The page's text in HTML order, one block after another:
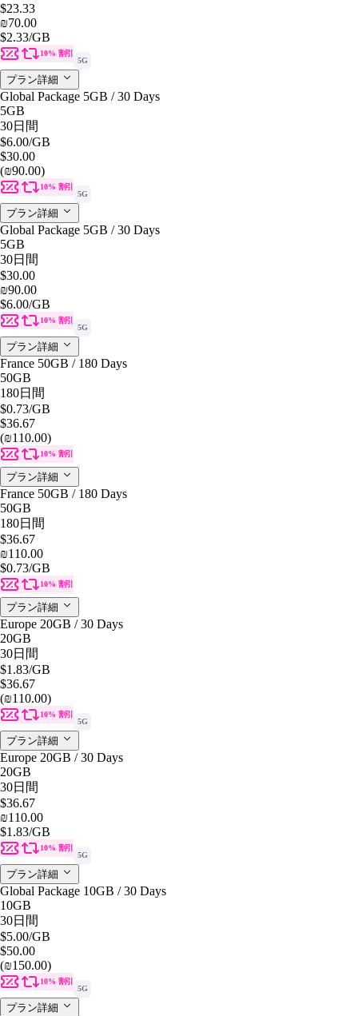
$23.33
₪70.00
$2.33/GB
10% 割引
5G
プラン詳細
Global Package 5GB / 30 Days
5GB
30日間
$6.00/GB
$30.00
(₪90.00)
10% 割引
5G
プラン詳細
Global Package 5GB / 30 Days
5GB
30日間
$30.00
₪90.00
$6.00/GB
10% 割引
5G
プラン詳細
France 50GB / 180 Days
50GB
180日間
$0.73/GB
$36.67
(₪110.00)
10% 割引
プラン詳細
France 50GB / 180 Days
50GB
180日間
$36.67
₪110.00
$0.73/GB
10% 割引
プラン詳細
Europe 20GB / 30 Days
20GB
30日間
$1.83/GB
$36.67
(₪110.00)
10% 割引
5G
プラン詳細
Europe 20GB / 30 Days
20GB
30日間
$36.67
₪110.00
$1.83/GB
10% 割引
5G
プラン詳細
Global Package 10GB / 30 Days
10GB
30日間
$5.00/GB
$50.00
(₪150.00)
10% 割引
5G
プラン詳細